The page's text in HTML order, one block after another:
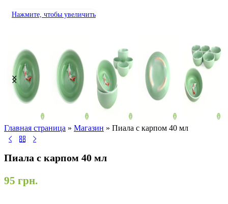
Нажмите, чтобы увеличить
Главная страница » Магазин » Пиала с карпом 40 мл
Пиала с карпом 40 мл
95 грн.